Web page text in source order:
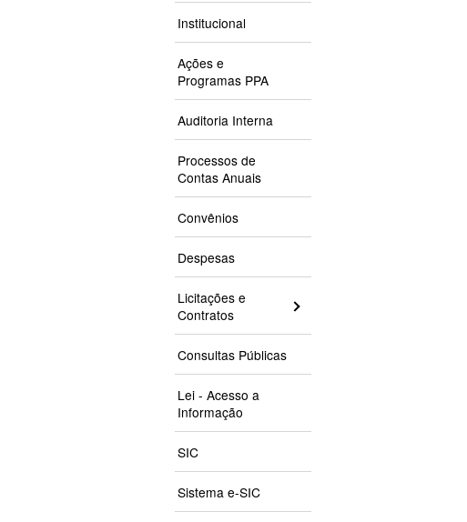
Institucional
Ações e
Programas PPA
Auditoria Interna
Processos de
Contas Anuais
Convênios
Despesas
Licitações e
Contratos
Consultas Públicas
Lei - Acesso a
Informação
SIC
Sistema e-SIC